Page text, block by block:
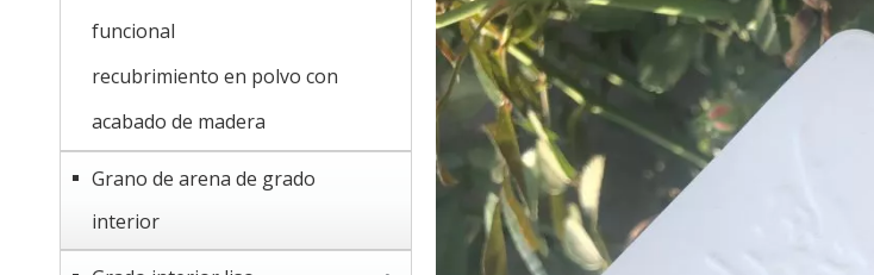
funcional
recubrimiento en polvo con
acabado de madera
Grano de arena de grado
interior